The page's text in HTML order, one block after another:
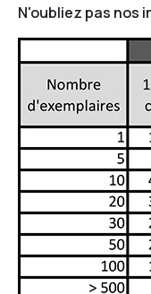
N'oubliez pas nos